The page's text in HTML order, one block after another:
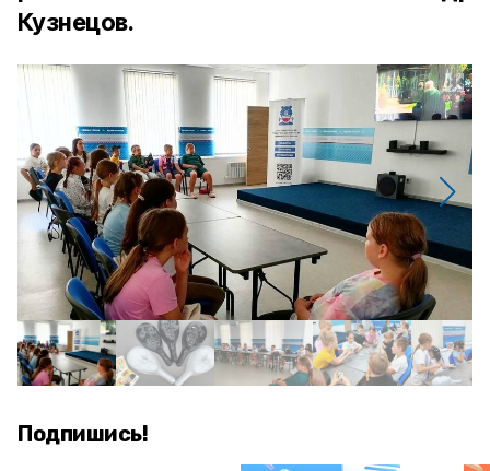
Кузнецов.
Подпишись!